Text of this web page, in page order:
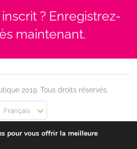
? Enregistrez-
maintenant.
2019. Tous droits réservés.
Français
Confidentialité CGU
pour vous offrir la meilleure